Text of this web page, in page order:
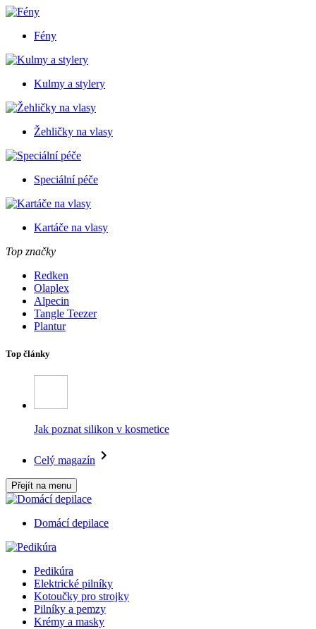
Fény
Kulmy a stylery
Žehličky na vlasy
Speciální péče
Kartáče na vlasy
Top značky
Redken
Olaplex
Alpecin
Tangle Teezer
Plantur
Top články
Jak poznat silikon v kosmetice
Celý magazín
Přejít na menu
Domácí depilace
Pedikúra
Elektrické pilníky
Kotoučky pro strojky
Pilníky a pemzy
Krémy a masky